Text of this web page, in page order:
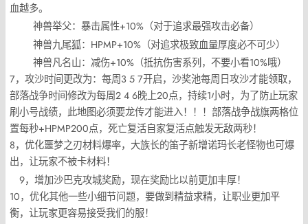
血越多。
神兽举父：暴击属性+10%（对于追求最强攻击必备）
神兽九尾狐：HPMP+10%（对追求极致血量厚度必不可少）
神兽凡名山：减伤+10%（抵抗伤害系列，不要小看10%哦）
7，攻沙时间更改为：每周3 5 7开启，沙奖池每周日攻沙才能领取，
部落战争时间修改为每周2 4 6晚上20点，持续1小时，为了防止玩家
刷小号战绩，此地图必须要龙传才能进入！！！部落战争战旗两格位
置每秒+HPMP200点，死亡复活自家复活点触发无敌两秒！
8，优化噩梦之刃材料爆率，大族长的笛子新增诺玛长老怪物也可爆
出，让玩家不被卡材料！
9，增加沙巴克攻城奖励，现在奖励比以前更加丰厚！
10，优化其他一些小细节问题，要做到精益求精，让职业更加平
衡，让玩家更容易接受我们的服！